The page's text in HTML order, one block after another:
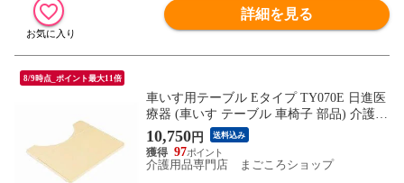
詳細を見る
8/9時点_ポイント最大11倍
車いす用テーブル Eタイプ TY070E 日進医
療器 (車いす テーブル 車椅子 部品) 介護用
品
10,750円 送料込み
97
介護用品専門店 まごころショップ